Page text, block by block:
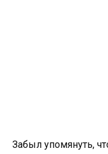
Забыл упомянуть,